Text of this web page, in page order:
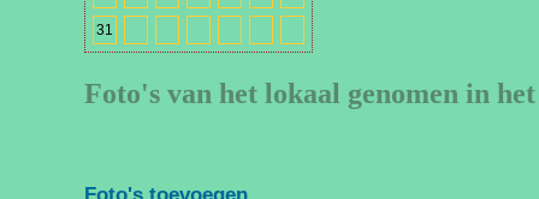
31
Foto's van het lokaal genomen in